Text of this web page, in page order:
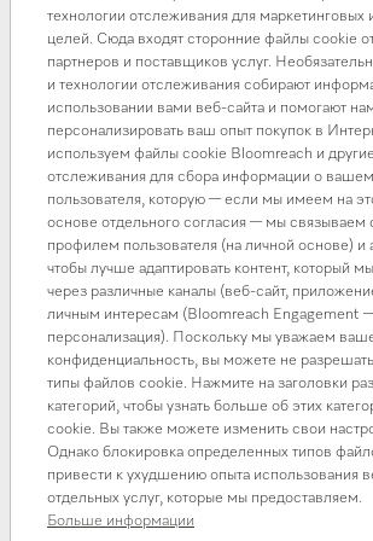
приготовления пищи, по уходу за
также технику для медицинских
профессионального использования
Стратегическое видение заключается
наиболее желанным брендом премиум-
доверяют. Компания Miele
технику, которая устанавливает
производительности, простоты
энергоэффективности, дизайна и
подход соответствует принципу
лучше и лучше»), напечатанному
компании Карлом Миле и
первых машинах. Этот девиз
Miele и по сей день.
Компания направляет свои усилия
бренд Miele и последовательно
сегменте премиум-класса. Компания
технологии отслеживания для маркетинговых
целей. Сюда входят сторонние файлы cookie
партнеров и поставщиков услуг.
и технологии отслеживания собирают
использовании вами веб-сайта и помогают
персонализировать ваш опыт покупок в
используем файлы cookie Bloomreach и
отслеживания для сбора информации о
пользователя, которую — если мы имеем на
основе отдельного согласия — мы
профилем пользователя (на личной основе) и
чтобы лучше адаптировать контент, который
через различные каналы (веб-сайт,
личным интересам (Bloomreach Engagement
персонализация). Поскольку мы уважаем
конфиденциальность, вы можете не
типы файлов cookie. Нажмите на заголовки
категорий, чтобы узнать больше об этих
cookie. Вы также можете изменить свои
Однако блокировка определенных типов
привести к ухудшению опыта использования
отдельных услуг, которые мы предоставляем.
Больше информации